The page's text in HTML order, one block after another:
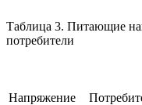
Таблица 3. Питающие
потребители
Напряжение